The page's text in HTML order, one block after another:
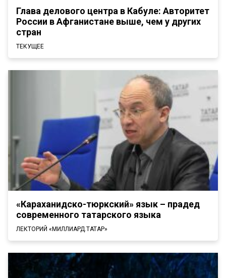
Глава делового центра в Кабуле: Авторитет
России в Афганистане выше, чем у других
стран
ТЕКУЩЕЕ
«Караханидско-тюркский» язык – прадед
современного татарского языка
ЛЕКТОРИЙ «МИЛЛИАРД.ТАТАР»